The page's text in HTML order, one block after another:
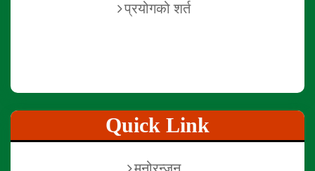
प्रयोगको शर्त
Quick Link